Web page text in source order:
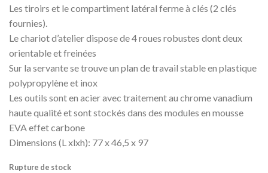
Les tiroirs et le compartiment latéral ferme à clés (2 clés
fournies).
Le chariot d’atelier dispose de 4 roues robustes dont deux
orientable et freinées
Sur la servante se trouve un plan de travail stable en plastique
polypropylène et inox
Les outils sont en acier avec traitement au chrome vanadium
haute qualité et sont stockés dans des modules en mousse
EVA effet carbone
Dimensions (L xlxh): 77 x 46,5 x 97
Rupture de stock